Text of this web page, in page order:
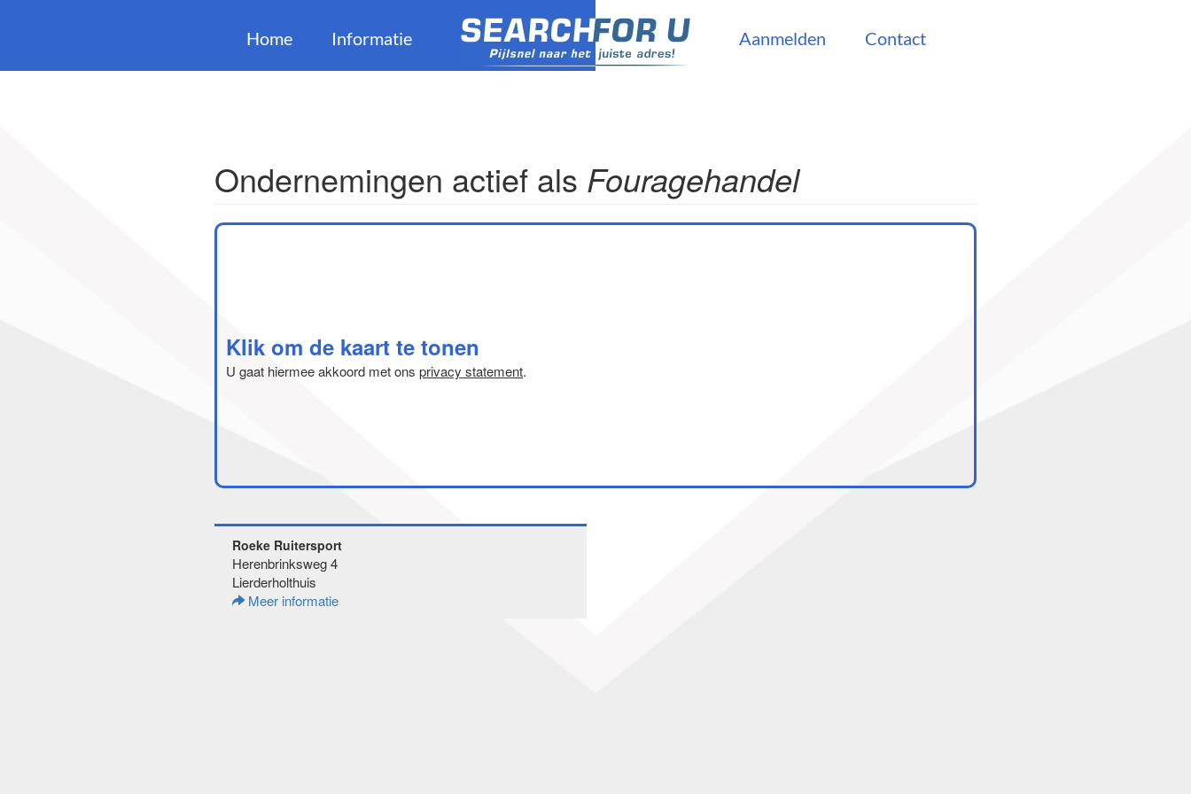
Home Informatie Aanmelden Contact
Ondernemingen actief als Fouragehandel
Klik om de kaart te tonen
U gaat hiermee akkoord met ons privacy statement.
Roeke Ruitersport
Herenbrinksweg 4
Lierderholthuis
Meer informatie